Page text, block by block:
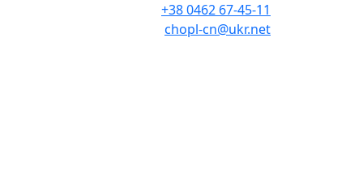
+38 0462 67-45-11
chopl-cn@ukr.net